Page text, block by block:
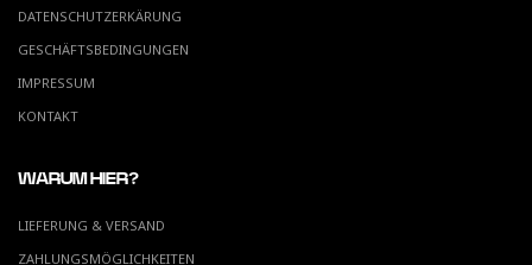
DATENSCHUTZERKÄRUNG
GESCHÄFTSBEDINGUNGEN
IMPRESSUM
KONTAKT
WARUM HIER?
LIEFERUNG & VERSAND
ZAHLUNGSMÖGLICHKEITEN